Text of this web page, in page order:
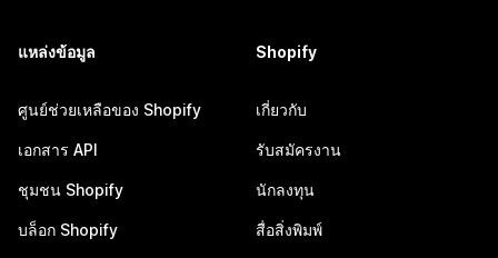
แหล่งข้อมูล
ศูนย์ช่วยเหลือของ Shopify
เอกสาร API
ชุมชน Shopify
บล็อก Shopify
Shopify
เกี่ยวกับ
รับสมัครงาน
นักลงทุน
สื่อสิ่งพิมพ์